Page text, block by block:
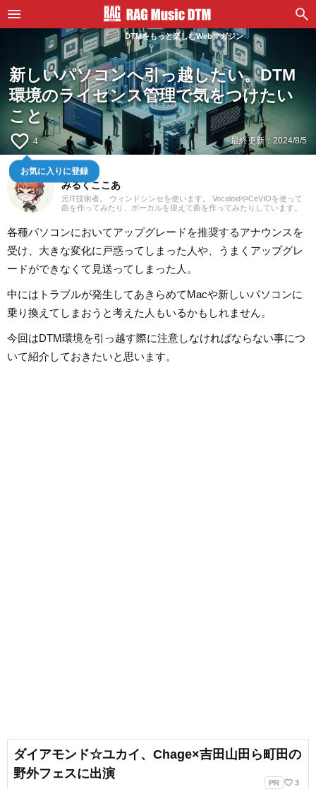
DTMをもっと楽しむWebマガジン
新しいパソコンへ引っ越したい。DTM
環境のライセンス管理で気をつけたい
こと
favorite_border 4
お気に入りに登録
最終更新： 2024/8/5
DTMer
みるくここあ
元IT技術者。 ウィンドシンセを使います。 VocaloidやCeVIOを使って
曲を作ってみたり、ボーカルを迎えて曲を作ってみたりしています。
Vocaloidに出会い、その変遷に付き合っていくうちに深みに嵌っていた
ただの音楽好きです。 Vocaloid 2 MegupoidとVocaloid 3 IA、そして
CeVIO Creative StudioのONEを使用しています。
各種パソコンにおいてアップグレードを推奨するアナウンスを
受け、大きな変化に戸惑ってしまった人や、うまくアップグレ
ードができなくて見送ってしまった人。
中にはトラブルが発生してあきらめてMacや新しいパソコンに
乗り換えてしまおうと考えた人もいるかもしれません。
今回はDTM環境を引っ越す際に注意しなければならない事につ
いて紹介しておきたいと思います。
ダイアモンド☆ユカイ、Chage×吉田山田ら町田の
野外フェスに出演
PR favorite_border 3